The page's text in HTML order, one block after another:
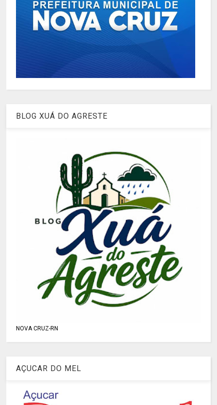
BLOG XUÁ DO AGRESTE
NOVA CRUZ-RN
AÇUCAR DO MEL